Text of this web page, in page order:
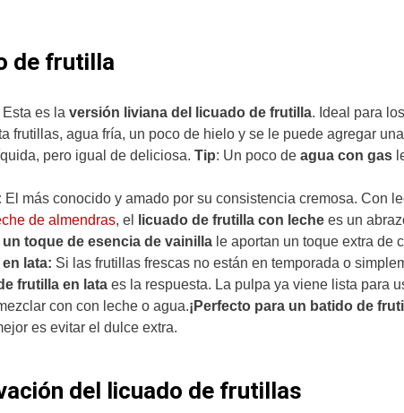
de frutilla
Esta es la versión liviana del licuado de frutilla. Ideal para
frutillas, agua fría, un poco de hielo y se le puede agregar una
pero igual de deliciosa. Tip: Un poco de agua con gas
El más conocido y amado por su consistencia cremosa. Con
de almendras, el licuado de frutilla con leche es un
toque de esencia de vainilla le aportan un toque extra de
lata: Si las frutillas frescas no están en temporada o
frutilla en lata es la respuesta. La pulpa ya viene lista para
con con leche o agua.¡Perfecto para un batido de
es evitar el dulce extra.
del licuado de frutillas